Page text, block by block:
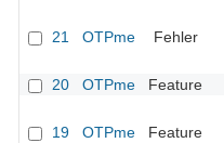
21 OTPme Fehler
20
OTPme Feature
19 OTPme Feature